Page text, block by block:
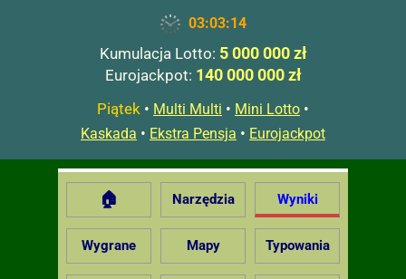
03:03:15
Kumulacja Lotto: 5 000 000 zł
Eurojackpot: 140 000 000 zł
Piątek • Multi Multi • Mini Lotto •
Kaskada • Ekstra Pensja • Eurojackpot
🏠 Narzędzia Wyniki
Wygrane Mapy Typowania